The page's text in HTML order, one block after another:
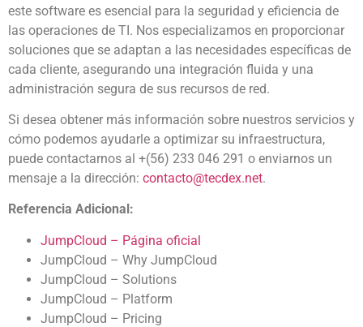
este software es esencial para la seguridad y eficiencia de
las operaciones de TI. Nos especializamos en proporcionar
soluciones que se adaptan a las necesidades específicas de
cada cliente, asegurando una integración fluida y una
administración segura de sus recursos de red.
Si desea obtener más información sobre nuestros servicios y
cómo podemos ayudarle a optimizar su infraestructura,
puede contactarnos al +(56) 233 046 291 o enviarnos un
mensaje a la dirección: contacto@tecdex.net.
Referencia Adicional:
JumpCloud – Página oficial
JumpCloud – Why JumpCloud
JumpCloud – Solutions
JumpCloud – Platform
JumpCloud – Pricing